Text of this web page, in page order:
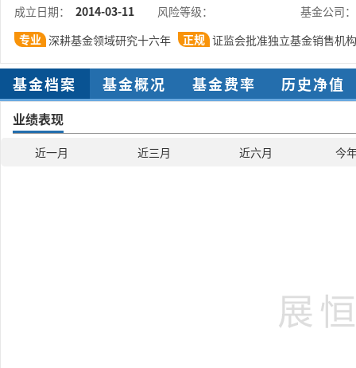
成立日期：
2014-03-11
风险等级：
基金公司：
专业 深耕基金领域研究十六年 正规 证监会批准独立基金销售机构
基金档案 基金概况 基金费率 历史净值
业绩表现
近一月 近三月 近六月 今